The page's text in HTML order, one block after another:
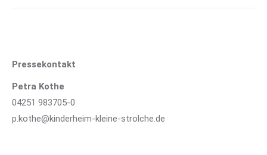
Pressekontakt
Petra Kothe
04251 983705-0
p.kothe@kinderheim-kleine-strolche.de